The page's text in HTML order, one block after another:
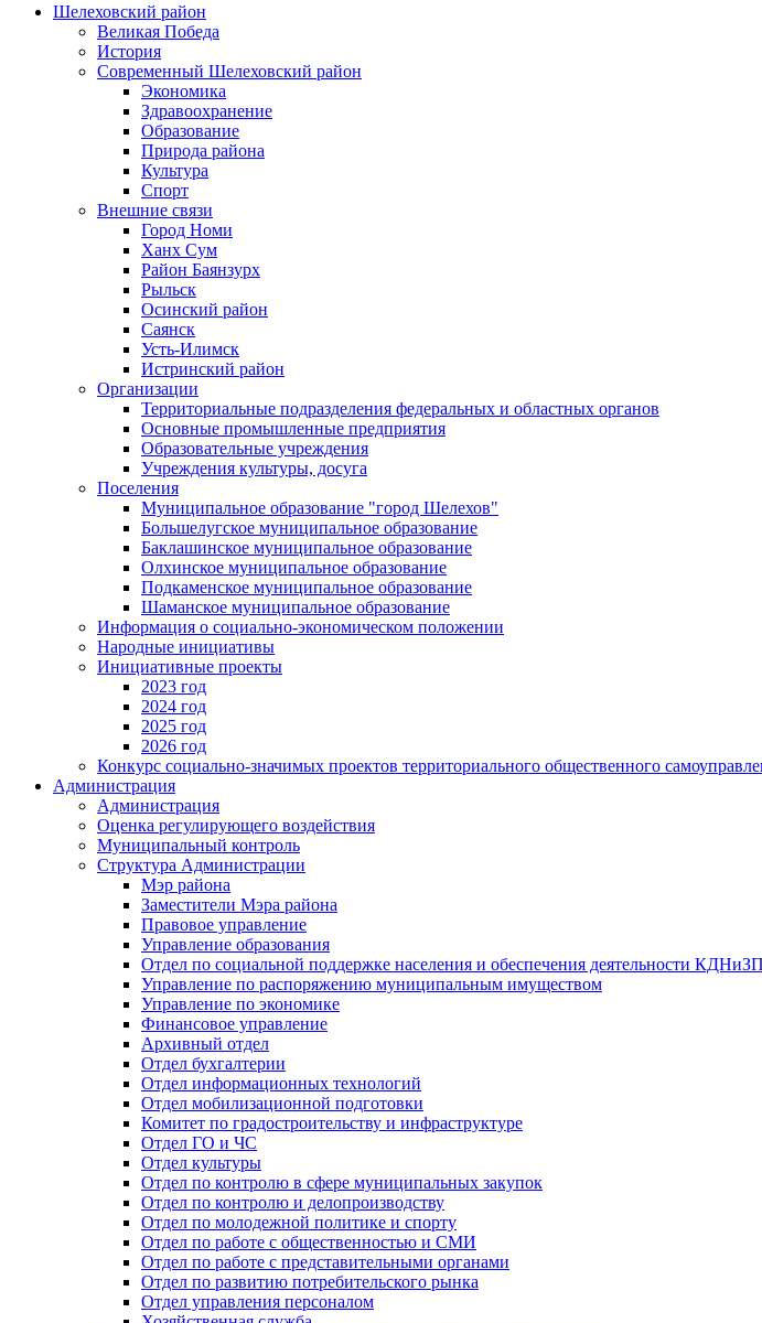
Шелеховский район
Великая Победа
История
Современный Шелеховский район
Экономика
Здравоохранение
Образование
Природа района
Культура
Спорт
Внешние связи
Город Номи
Ханх Сум
Район Баянзурх
Рыльск
Осинский район
Саянск
Усть-Илимск
Истринский район
Организации
Территориальные подразделения федеральных и областных органов
Основные промышленные предприятия
Образовательные учреждения
Учреждения культуры, досуга
Поселения
Муниципальное образование "город Шелехов"
Большелугское муниципальное образование
Баклашинское муниципальное образование
Олхинское муниципальное образование
Подкаменское муниципальное образование
Шаманское муниципальное образование
Информация о социально-экономическом положении
Народные инициативы
Инициативные проекты
2023 год
2024 год
2025 год
2026 год
Конкурс социально-значимых проектов территориального общественного
Администрация
Администрация
Оценка регулирующего воздействия
Муниципальный контроль
Структура Администрации
Мэр района
Заместители Мэра района
Правовое управление
Управление образования
Отдел по социальной поддержке населения и обеспечения деятельности КДНиЗП
Управление по распоряжению муниципальным имуществом
Управление по экономике
Финансовое управление
Архивный отдел
Отдел бухгалтерии
Отдел информационных технологий
Отдел мобилизационной подготовки
Комитет по градостроительству и инфраструктуре
Отдел ГО и ЧС
Отдел культуры
Отдел по контролю в сфере муниципальных закупок
Отдел по контролю и делопроизводству
Отдел по молодежной политике и спорту
Отдел по работе с общественностью и СМИ
Отдел по работе с представительными органами
Отдел по развитию потребительского рынка
Отдел управления персоналом